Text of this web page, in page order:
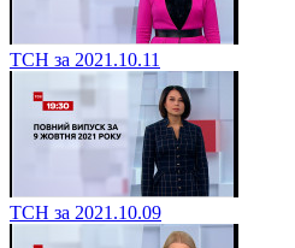
ТСН за 2021.10.11
ТСН за 2021.10.09